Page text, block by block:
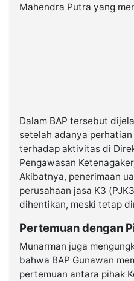
Mahendra Putra yang
Dalam BAP tersebut
setelah adanya
terhadap aktivitas di
Pengawasan
Akibatnya, penerimaan
perusahaan jasa K3
dihentikan, meski tetap
Pertemuan dengan
Munarman juga
bahwa BAP Gunawan
pertemuan antara pihak